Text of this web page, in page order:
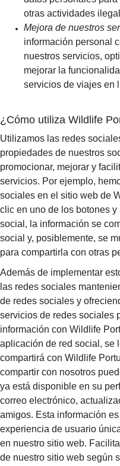
otras actividades
Mejora de nuestros
información personal
nuestros servicios,
mejorar la
servicios de viajes en
¿Cómo utiliza Wildlife
Utilizamos las redes
propiedades de nuestros
promocionar, mejorar y
servicios. Por ejemplo,
sociales en el sitio web de
clic en uno de los botones
social, la información se
social y, posiblemente, se
para compartirla con otras
Además de implementar
las redes sociales
de redes sociales y
servicios de redes sociales
información con Wildlife
aplicación de red social, se
compartirá con Wildlife
compartir con nosotros
ya está disponible en su
correo electrónico,
amigos. Esta información
experiencia de usuario
en nuestro sitio web.
de nuestro sitio web según